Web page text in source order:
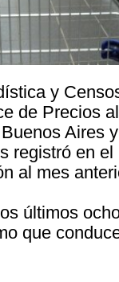
y
de Precios
Aires
registró en
al mes
últimos
que